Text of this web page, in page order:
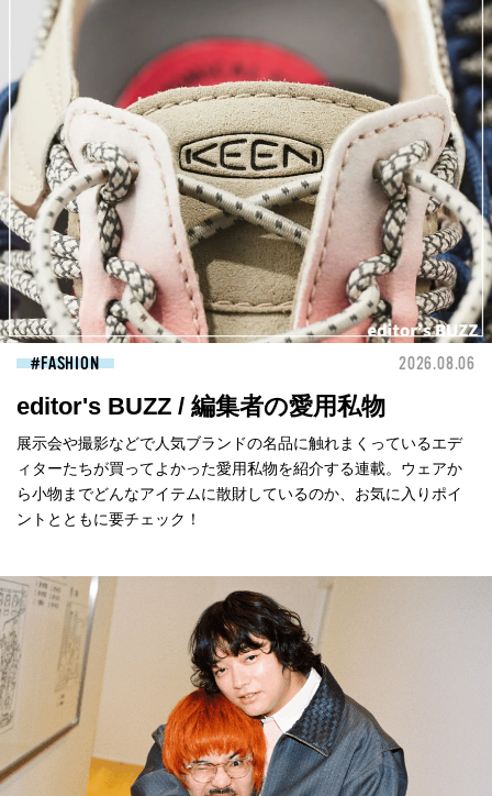
FASHION 2026.08.06
editor's BUZZ / 編集者の愛用私物
展示会や撮影などで人気ブランドの名品に触れまくっているエデ
ィターたちが買ってよかった愛用私物を紹介する連載。ウェアか
ら小物までどんなアイテムに散財しているのか、お気に入りポイ
ントとともに要チェック！